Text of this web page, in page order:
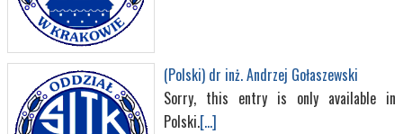
(Polski) dr inż. Andrzej Gołaszewski
Sorry, this entry is only available in
Polski.[...]